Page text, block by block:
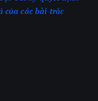
của các bài trắc